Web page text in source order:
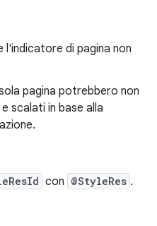
di pagina non
pagina potrebbero non
scalati in base alla
con @StyleRes .